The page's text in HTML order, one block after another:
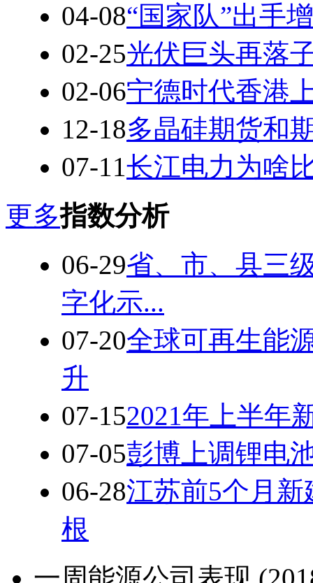
04-08“国家队”出手
02-25光伏巨头再落
02-06宁德时代香港
12-18多晶硅期货和
07-11长江电力为啥
更多指数分析
06-29省、市、县三
字化示...
07-20全球可再生能
升
07-152021年上半年
07-05彭博上调锂电
06-28江苏​前5个月
根